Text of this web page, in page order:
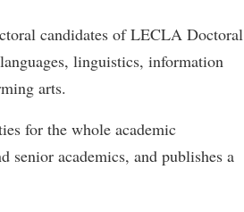
candidates of LECLA Doctoral
linguistics, information
arts.
for the whole academic
academics, and publishes a